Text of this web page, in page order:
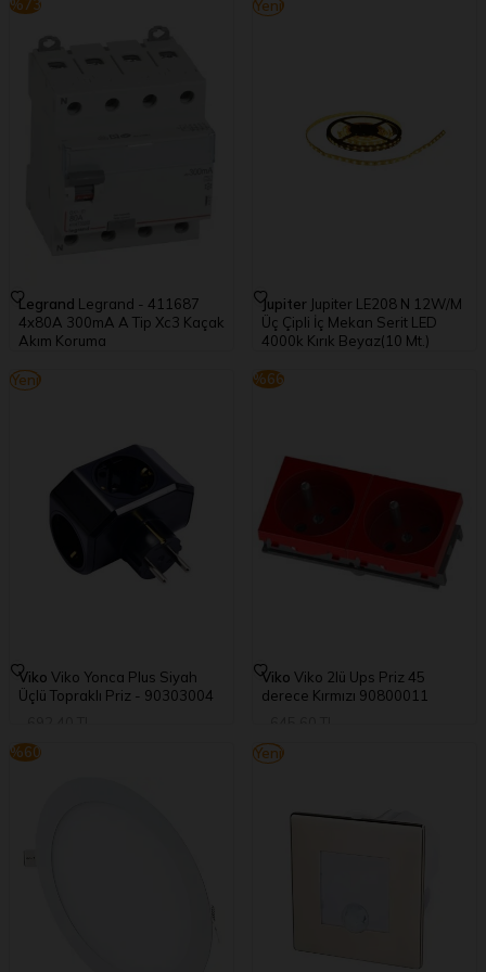
%73
Legrand Legrand - 411687
4x80A 300mA A Tip Xc3 Kaçak
Akım Koruma
14.520,00
3.920,40
%57
Yeni
Jupiter Jupiter LE208 N 12W/M
Üç Çipli İç Mekan Serit LED
4000k Kırık Beyaz(10 Mt.)
1.285,43
552,73
%66
Yeni
Viko Viko Yonca Plus Siyah
Üçlü Topraklı Priz - 90303004
235,42
%66
Viko Viko 2lü Ups Priz 45
derece Kırmızı 90800011
219,50
%60 %60
Yeni